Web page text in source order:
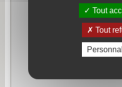
Mariage – PACS
Parrainage civil
Recensement
Tout
Tout